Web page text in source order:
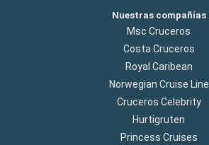
Nuestras compañías
Msc Cruceros
Costa Cruceros
Royal Caribean
Norwegian Cruise Line
Cruceros Celebrity
Hurtigruten
Princess Cruises